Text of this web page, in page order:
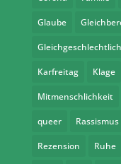
Glaube
Karfreitag Klage
Mitmenschlichkeit
queer Rassismus
Rezension Ruhe